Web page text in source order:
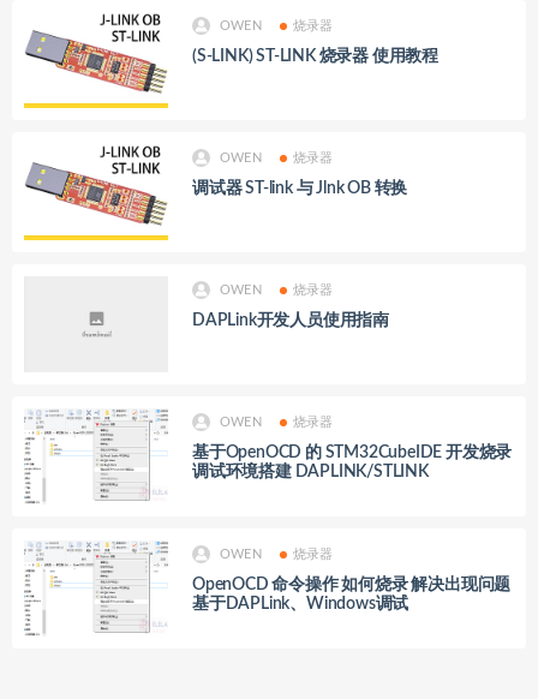
OWEN 烧录器
(S-LINK) ST-LINK 烧录器 使用教程
OWEN 烧录器
调试器 ST-link 与 Jlnk OB 转换
OWEN 烧录器
DAPLink开发人员使用指南
OWEN 烧录器
基于OpenOCD 的 STM32CubeIDE 开发烧录
调试环境搭建 DAPLINK/STLINK
OWEN 烧录器
OpenOCD 命令操作 如何烧录 解决出现问题
基于DAPLink、Windows调试